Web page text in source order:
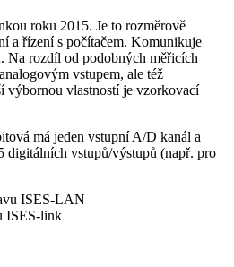
roku 2015. Je to rozměrově
a řízení s počítačem. Komunikuje
Na rozdíl od podobných měřicích
vstupem, ale též
výbornou vlastností je vzorkovací
má jeden vstupní A/D kanál a
digitálních vstupů/výstupů (např. pro
ISES-link